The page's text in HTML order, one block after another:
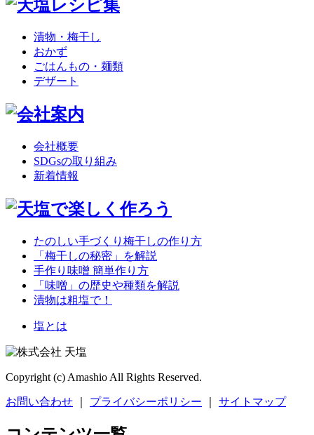
漬物・梅干し
おかず
ごはんもの・麺類
デザート
会社概要
SDGsの取り組み
新着情報
たのしい手づくり梅干しの作り方
「梅干しの秘密」を解説
手作り味噌 簡単作り方
「味噌」の歴史や種類を解説
漬物は粗塩で！
塩とは
Copyright (c) Amashio All Rights Reserved.
お問い合わせ プライバシーポリシー サイトマップ